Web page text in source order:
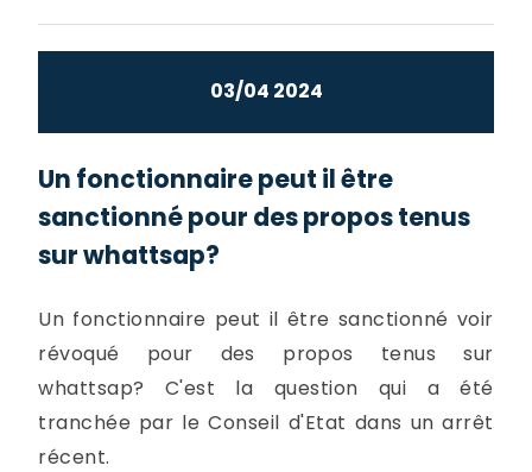
03/04 2024
Un fonctionnaire peut il être
sanctionné pour des propos tenus
sur whattsap?
Un fonctionnaire peut il être sanctionné voir
révoqué pour des propos tenus sur
whattsap? C'est la question qui a été
tranchée par le Conseil d'Etat dans un arrêt
récent.